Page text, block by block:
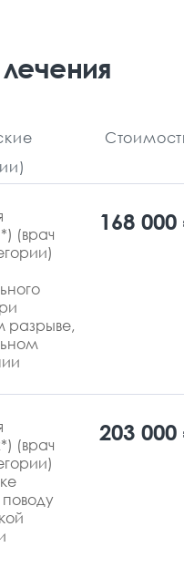
(врач
разрыве,
168 000
(врач
поводу
203 000